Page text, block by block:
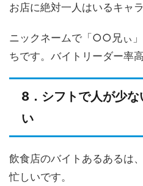
お店に絶対一人はいるキャラ
ニックネームで「○○兄ぃ
ちです。バイトリーダー率高
8．シフトで人が少
い
飲食店のバイトあるあるは
忙しいです。